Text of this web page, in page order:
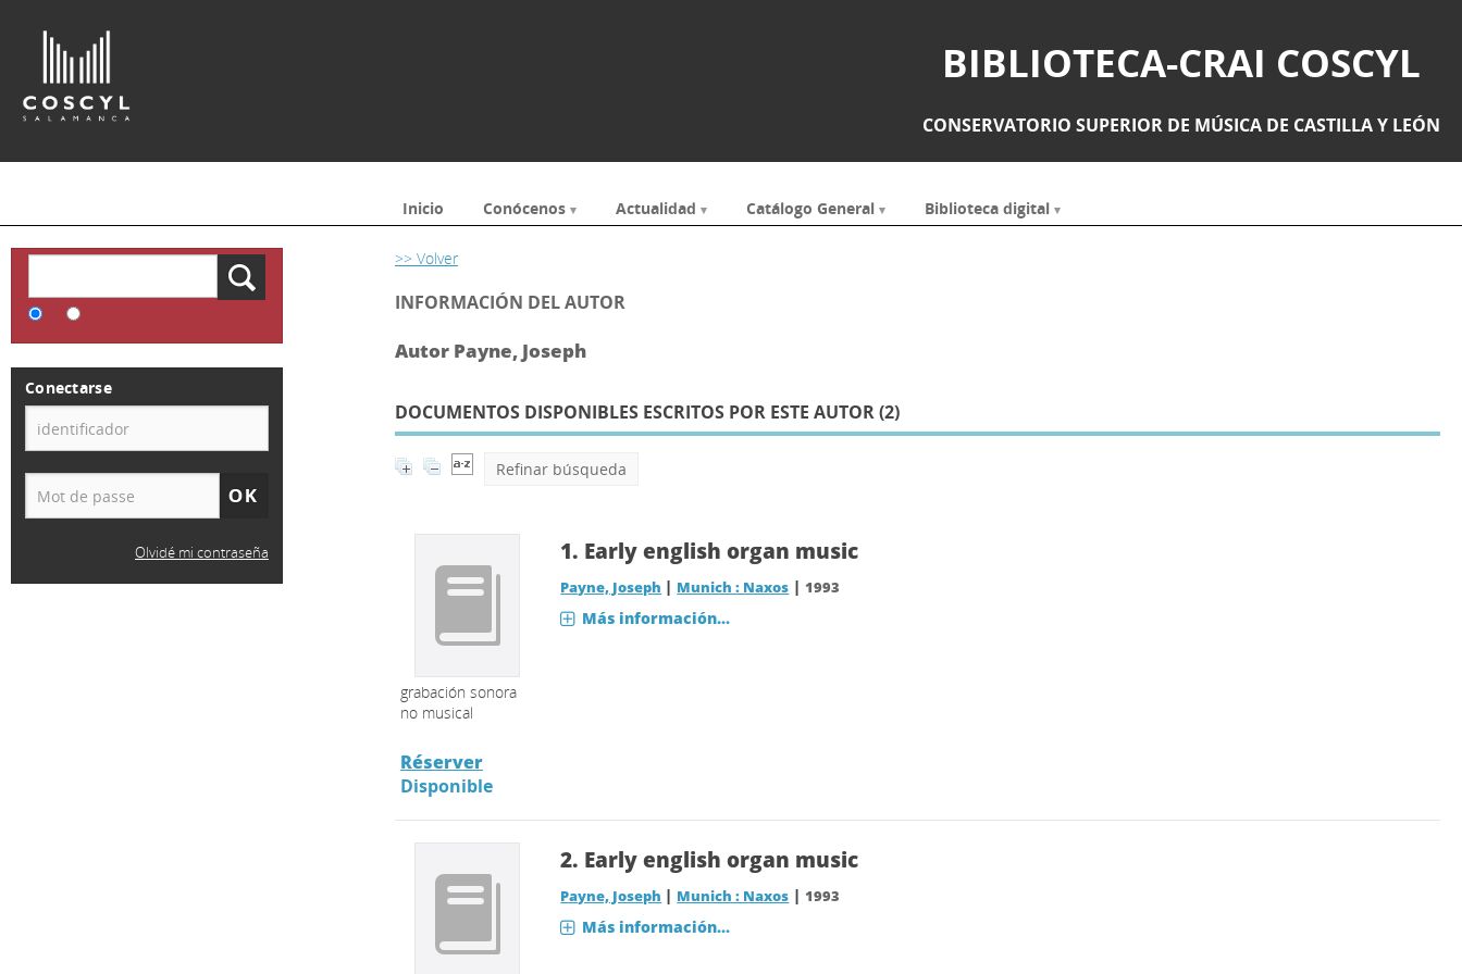
BIBLIOTECA-CRAI COSCYL
CONSERVATORIO SUPERIOR DE MÚSICA DE CASTILLA Y LEÓN
Inicio Conócenos Actualidad Catálogo General Biblioteca digital
>> Volver
INFORMACIÓN DEL AUTOR
Autor Payne, Joseph
DOCUMENTOS DISPONIBLES ESCRITOS POR ESTE AUTOR (2)
Refinar búsqueda
grabación sonora
no musical
1. Early english organ music
Payne, Joseph | Munich : Naxos |1993
Más información...
Réserver
Disponible
2. Early english organ music
Payne, Joseph | Munich : Naxos |1993
Más información...
Conectarse
Olvidé mi contraseña